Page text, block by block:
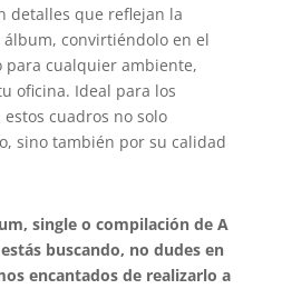
detalles que reflejan la
convirtiéndolo en el
cualquier ambiente,
oficina. Ideal para los
cuadros no solo
sino también por su calidad
single o compilación de A
buscando, no dudes en
encantados de realizarlo a